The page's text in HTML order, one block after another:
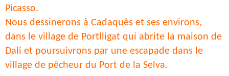
Picasso.
Nous dessinerons à Cadaquès et ses environs,
dans le village de Portlligat qui abrite la maison de
Dali et poursuivrons par une escapade dans le
village de pêcheur du Port de la Selva.